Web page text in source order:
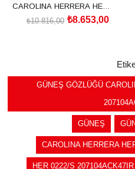
CAROLINA HERRERA HER
0268/S 2076440A057HA
₺8.653,00
₺10.816,00
GÜNEŞ GÖZLÜĞÜ
GÜNEŞ
CAROLINA HERRERA
HER 0222/S 207104ACK47IR